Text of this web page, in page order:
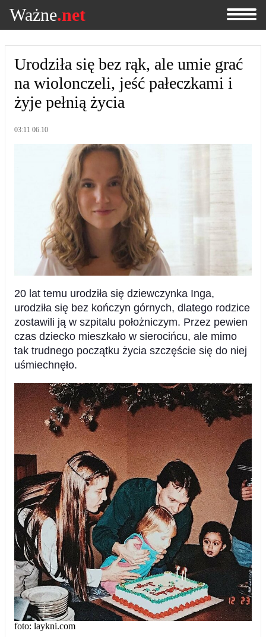
Ważne.net
Urodziła się bez rąk, ale umie grać
na wiolonczeli, jeść pałeczkami i
żyje pełnią życia
03:11 06.10
20 lat temu urodziła się dziewczynka Inga,
urodziła się bez kończyn górnych, dlatego rodzice
zostawili ją w szpitalu położniczym. Przez pewien
czas dziecko mieszkało w sierocińcu, ale mimo
tak trudnego początku życia szczęście się do niej
uśmiechnęło.
foto: laykni.com